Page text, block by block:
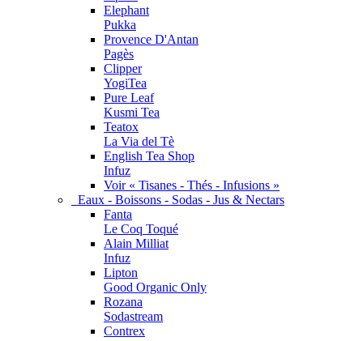
Elephant
Pukka
Provence D'Antan
Pagès
Clipper
YogiTea
Pure Leaf
Kusmi Tea
Teatox
La Via del Tè
English Tea Shop
Infuz
Voir « Tisanes - Thés - Infusions »
Eaux - Boissons - Sodas - Jus & Nectars
Fanta
Le Coq Toqué
Alain Milliat
Infuz
Lipton
Good Organic Only
Rozana
Sodastream
Contrex